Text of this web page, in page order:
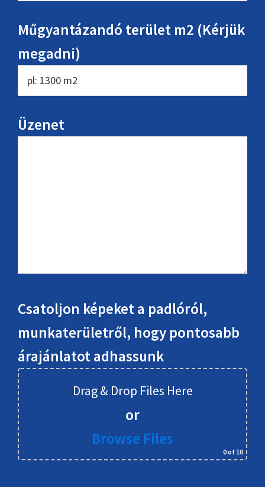
Műgyantázandó terület m2 (Kérjük
megadni)
Üzenet
Csatoljon képeket a padlóról,
munkaterületről, hogy pontosabb
árajánlatot adhassunk
Drag & Drop Files Here
or
Browse Files
0of 10